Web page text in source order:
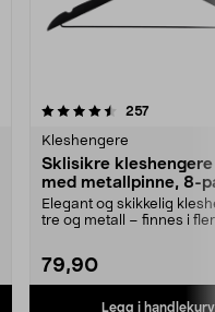
257
Kleshengere
Sklisikre
med metallpinne, 8-
Elegant og skikkelig
tre og metall – finnes i
79,90
Legg i handlekurv
4.5av 5 stjerner